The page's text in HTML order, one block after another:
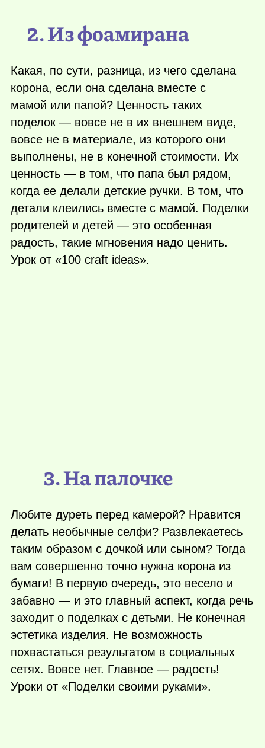
2. Из фоамирана
Какая, по сути, разница, из чего сделана
корона, если она сделана вместе с
мамой или папой? Ценность таких
поделок — вовсе не в их внешнем виде,
вовсе не в материале, из которого они
выполнены, не в конечной стоимости. Их
ценность — в том, что папа был рядом,
когда ее делали детские ручки. В том, что
детали клеились вместе с мамой. Поделки
родителей и детей — это особенная
радость, такие мгновения надо ценить.
Урок от «100 craft ideas».
3. На палочке
Любите дуреть перед камерой? Нравится
делать необычные селфи? Развлекаетесь
таким образом с дочкой или сыном? Тогда
вам совершенно точно нужна корона из
бумаги! В первую очередь, это весело и
забавно — и это главный аспект, когда речь
заходит о поделках с детьми. Не конечная
эстетика изделия. Не возможность
похвастаться результатом в социальных
сетях. Вовсе нет. Главное — радость!
Уроки от «Поделки своими руками».